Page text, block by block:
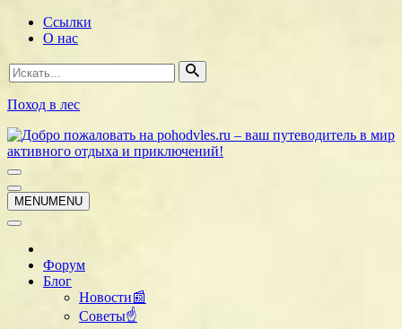
Ссылки
О нас
Искать...
Поход в лес
Меню
навигации
Меню
навигации
MENUMENU
Форум
Блог
Новости📰
Советы☝